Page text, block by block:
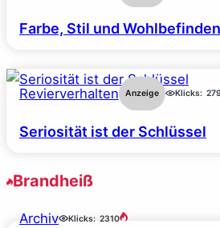
Farbe, Stil und
Revierverhalten Anzeige Klicks:
Seriosität ist der Schlüssel
Brandheiß
Archiv Klicks: 2310